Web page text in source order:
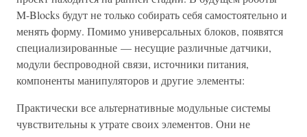
M-Blocks будут не только собирать себя самостоятельно и
менять форму. Помимо универсальных блоков, появятся
специализированные — несущие различные датчики,
модули беспроводной связи, источники питания,
компоненты манипуляторов и другие элементы:
Практически все альтернативные модульные системы
чувствительны к утрате своих элементов. Они не